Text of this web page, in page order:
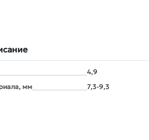
4,9
мм
7,3-9,3